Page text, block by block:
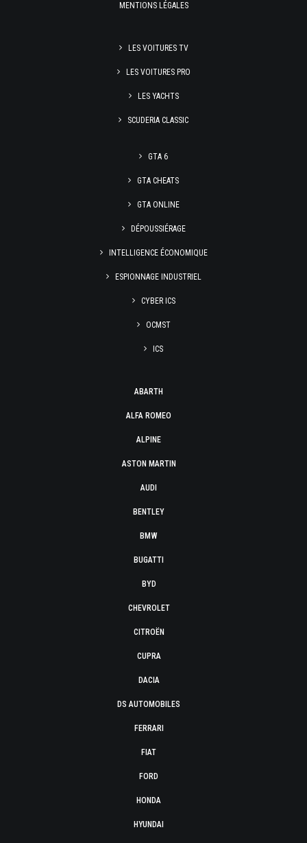
MENTIONS LÉGALES
LES VOITURES TV
LES VOITURES PRO
LES YACHTS
SCUDERIA CLASSIC
GTA 6
GTA CHEATS
GTA ONLINE
DÉPOUSSIÉRAGE
INTELLIGENCE ÉCONOMIQUE
ESPIONNAGE INDUSTRIEL
CYBER ICS
OCMST
ICS
ABARTH
ALFA ROMEO
ALPINE
ASTON MARTIN
AUDI
BENTLEY
BMW
BUGATTI
BYD
CHEVROLET
CITROËN
CUPRA
DACIA
DS AUTOMOBILES
FERRARI
FIAT
FORD
HONDA
HYUNDAI